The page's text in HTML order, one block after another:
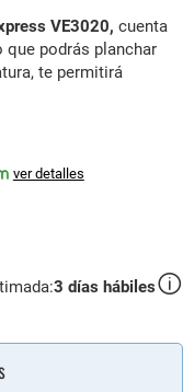
VE3020, cuenta
que podrás planchar
te permitirá
ver detalles
3 días hábiles